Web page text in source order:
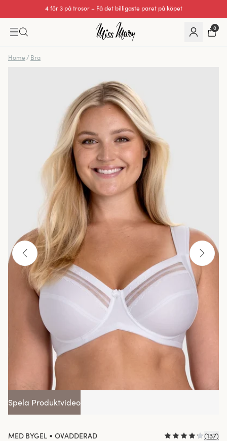
Utmärkt 0 av 5
0
Home / Bra
Spela Produktvideo
MED BYGEL • OVADDERAD (137)